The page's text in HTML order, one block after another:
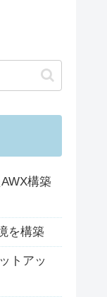
構築
を構築
トアッ